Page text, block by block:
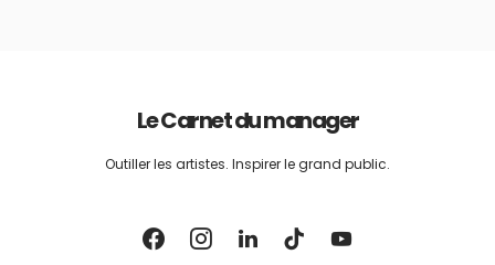
Le Carnet du manager
Outiller les artistes. Inspirer le grand public.